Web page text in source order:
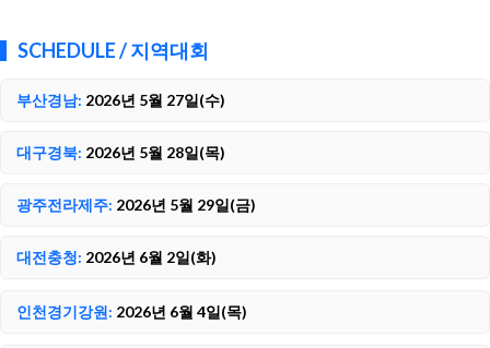
SCHEDULE / 지역대회
부산경남: 2026년 5월 27일(수)
대구경북: 2026년 5월 28일(목)
광주전라제주: 2026년 5월 29일(금)
대전충청: 2026년 6월 2일(화)
인천경기강원: 2026년 6월 4일(목)